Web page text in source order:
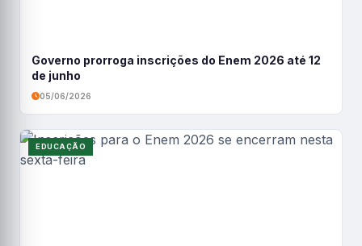
Governo prorroga inscrições do Enem 2026 até 12
de junho
05/06/2026
EDUCAÇÃO